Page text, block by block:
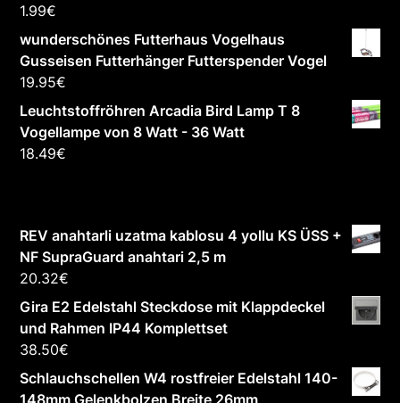
1.99€
wunderschönes Futterhaus Vogelhaus
Gusseisen Futterhänger Futterspender Vogel
19.95€
Leuchtstoffröhren Arcadia Bird Lamp T 8
Vogellampe von 8 Watt - 36 Watt
18.49€
REV anahtarli uzatma kablosu 4 yollu KS ÜSS +
NF SupraGuard anahtari 2,5 m
20.32€
Gira E2 Edelstahl Steckdose mit Klappdeckel
und Rahmen IP44 Komplettset
38.50€
Schlauchschellen W4 rostfreier Edelstahl 140-
148mm Gelenkbolzen Breite 26mm